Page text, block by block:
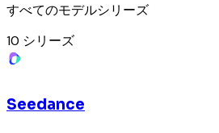
すべてのモデルシリーズ
10 シリーズ
Seedance